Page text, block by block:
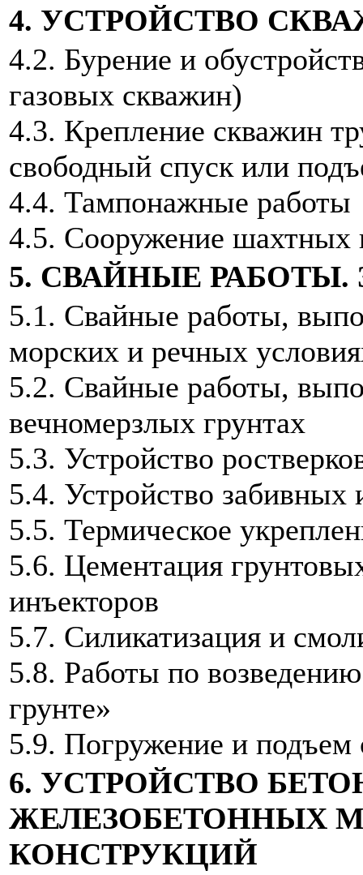
4. УСТРОЙСТВО
4.2. Бурение и
газовых скважин)
4.3. Крепление скважин
свободный спуск или
4.4. Тампонажные работы
4.5. Сооружение шахтных
5. СВАЙНЫЕ РАБОТЫ.
5.1. Свайные работы,
морских и речных
5.2. Свайные работы,
вечномерзлых грунтах
5.3. Устройство
5.4. Устройство забивных
5.5. Термическое
5.6. Цементация
инъекторов
5.7. Силикатизация и
5.8. Работы по
грунте»
5.9. Погружение и
6. УСТРОЙСТВО
ЖЕЛЕЗОБЕТОННЫХ
КОНСТРУКЦИЙ